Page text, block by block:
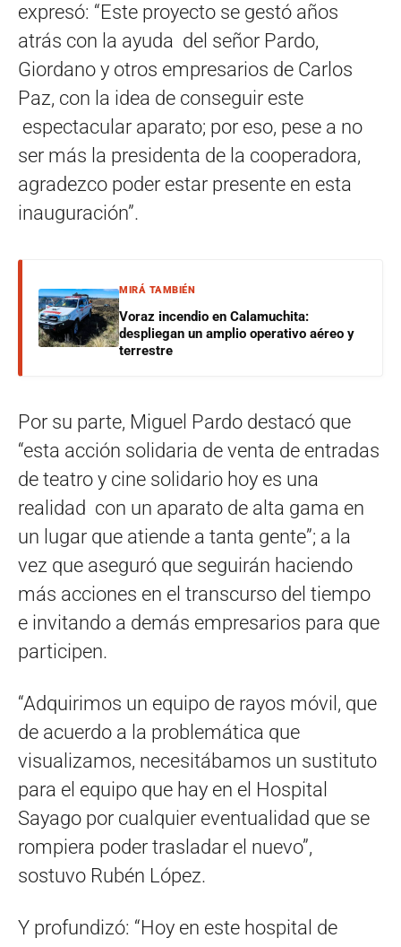
expresó: “Este proyecto se gestó años
atrás con la ayuda del señor Pardo,
Giordano y otros empresarios de Carlos
Paz, con la idea de conseguir este
espectacular aparato; por eso, pese a no
ser más la presidenta de la cooperadora,
agradezco poder estar presente en esta
inauguración”.
MIRÁ TAMBIÉN
Voraz incendio en Calamuchita:
despliegan un amplio operativo aéreo y
terrestre
Por su parte, Miguel Pardo destacó que
“esta acción solidaria de venta de entradas
de teatro y cine solidario hoy es una
realidad con un aparato de alta gama en
un lugar que atiende a tanta gente”; a la
vez que aseguró que seguirán haciendo
más acciones en el transcurso del tiempo
e invitando a demás empresarios para que
participen.
“Adquirimos un equipo de rayos móvil, que
de acuerdo a la problemática que
visualizamos, necesitábamos un sustituto
para el equipo que hay en el Hospital
Sayago por cualquier eventualidad que se
rompiera poder trasladar el nuevo”,
sostuvo Rubén López.
Y profundizó: “Hoy en este hospital de